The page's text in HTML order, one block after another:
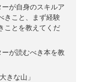
が自身のスキルア
きこと、まず経験
ことを教えてくだ
が読むべき本を教
きな山」